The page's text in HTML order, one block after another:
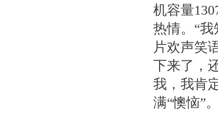
机容量
热情。“我
片欢声笑
下来了，
我，我肯
满“懊恼”